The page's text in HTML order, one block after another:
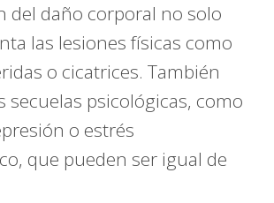
del daño corporal no solo
las lesiones físicas como
o cicatrices. También
secuelas psicológicas, como
o estrés
que pueden ser igual de